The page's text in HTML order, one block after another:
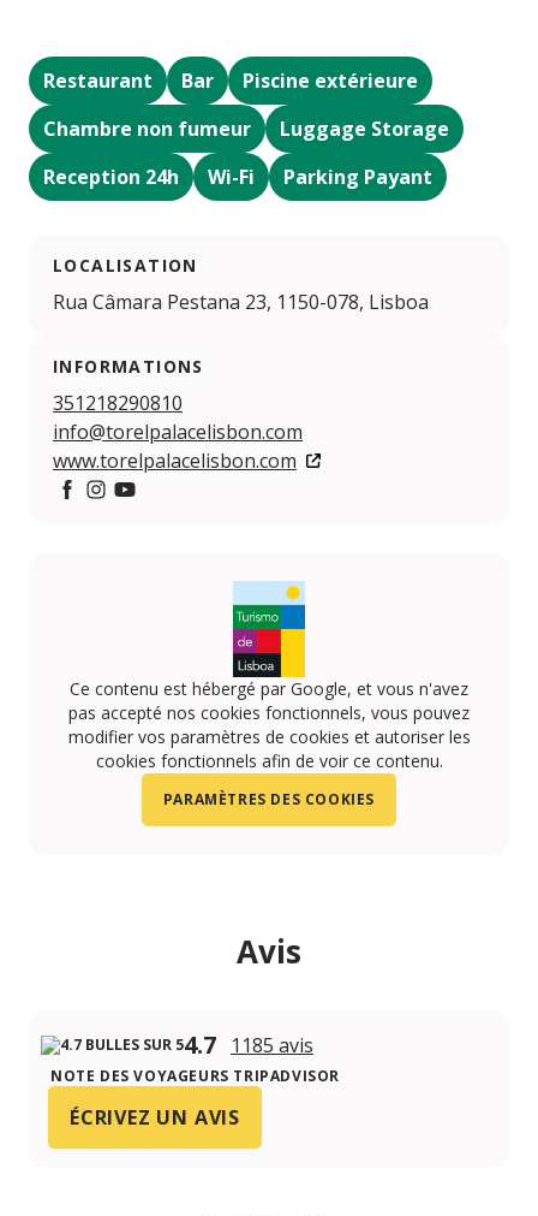
Restaurant Bar
Piscine extérieure
Chambre non fumeur
Luggage Storage
Reception 24h
Wi-Fi Parking Payant
LOCALISATION
Rua Câmara Pestana 23, 1150-078, Lisboa
INFORMATIONS
351218290810
info@torelpalacelisbon.com
www.torelpalacelisbon.com
Ce contenu est hébergé par Google, et vous n'avez
pas accepté nos cookies fonctionnels, vous pouvez
modifier vos paramètres de cookies et autoriser les
cookies fonctionnels afin de voir ce contenu.
PARAMÈTRES DES COOKIES
Avis
4.7 1185 avis
NOTE DES VOYAGEURS TRIPADVISOR
ÉCRIVEZ UN AVIS